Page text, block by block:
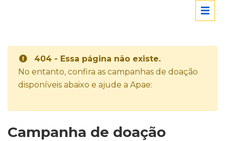
404 - Essa página não existe.
No entanto, confira as campanhas de doação
disponíveis abaixo e ajude a Apae:
Campanha de doação